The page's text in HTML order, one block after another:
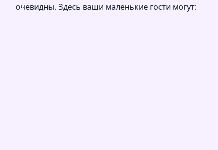
очевидны. Здесь ваши маленькие гости могут: